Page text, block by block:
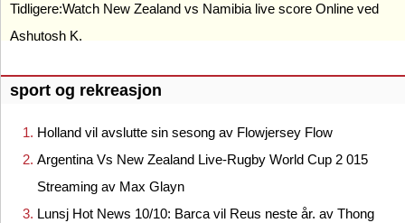
Tidligere:Watch New Zealand vs Namibia live score Online ved
Ashutosh K.
sport og rekreasjon
Holland vil avslutte sin sesong av Flowjersey Flow
Argentina Vs New Zealand Live-Rugby World Cup 2 015
Streaming av Max Glayn
Lunsj Hot News 10/10: Barca vil Reus neste år. av Thong